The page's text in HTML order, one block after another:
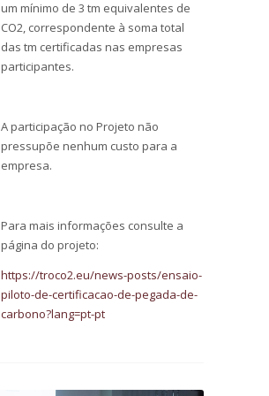
um mínimo de 3 tm equivalentes de
CO2, correspondente à soma total
das tm certificadas nas empresas
participantes.
A participação no Projeto não
pressupõe nenhum custo para a
empresa.
Para mais informações consulte a
página do projeto:
https://troco2.eu/news-posts/ensaio-
piloto-de-certificacao-de-pegada-de-
carbono?lang=pt-pt